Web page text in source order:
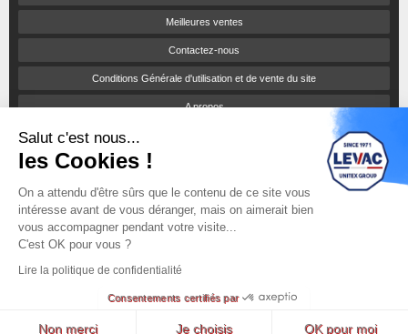
Meilleures ventes
Contactez-nous
Conditions Générale d'utilisation et de vente du site
A propos
Politique de confidentialité
Catalogues et tarifs
Engagement RSE
Salut c'est nous...
les Cookies !
On a attendu d'être sûrs que le contenu de ce site vous
intéresse avant de vous déranger, mais on aimerait bien
vous accompagner pendant votre visite...
C'est OK pour vous ?
Lire la politique de confidentialité
Consentements certifiés par
Non merci Je choisis OK pour moi